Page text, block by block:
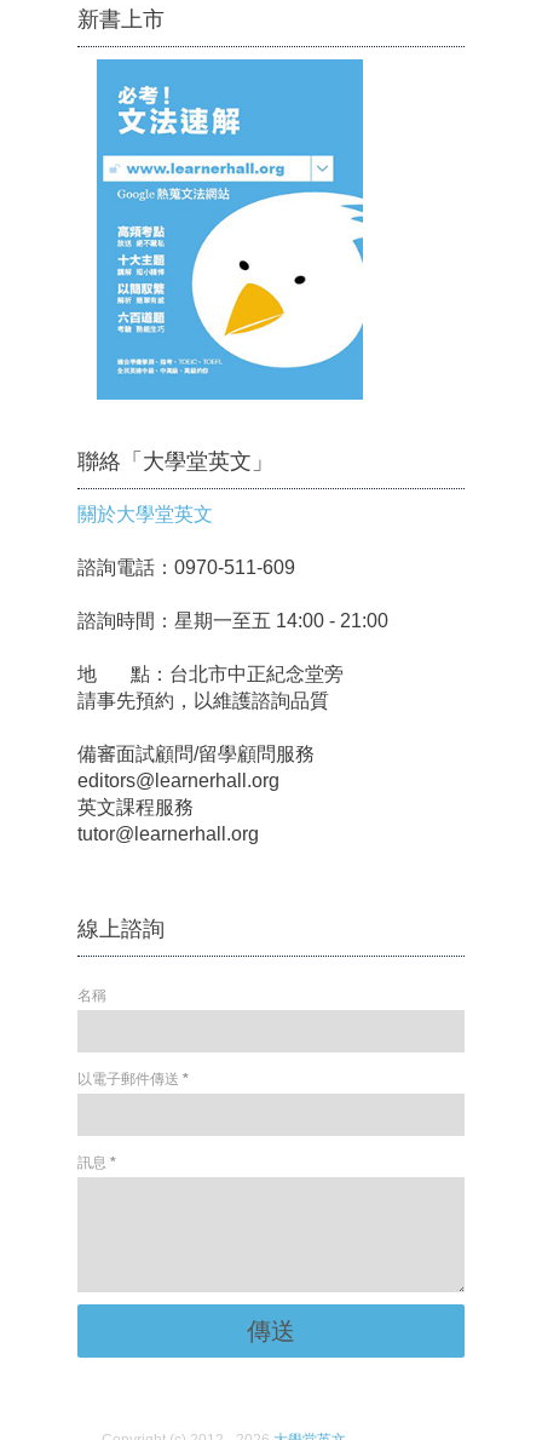
新書上市
聯絡「大學堂英文」
關於大學堂英文
諮詢電話：0970-511-609
諮詢時間：星期一至五 14:00 - 21:00
地 點：台北市中正紀念堂旁
請事先預約，以維護諮詢品質
備審面試顧問/留學顧問服務
editors@learnerhall.org
英文課程服務
tutor@learnerhall.org
線上諮詢
名稱
以電子郵件傳送 *
訊息 *